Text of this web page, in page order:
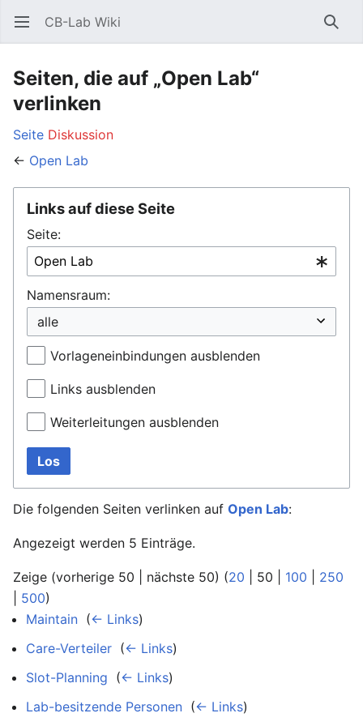
Hauptmenü öffnen CB-Lab Wiki
Seiten, die auf „Open Lab“
verlinken
Seite Diskussion
← Open Lab
Links auf diese Seite
Seite:
Namensraum:
Vorlageneinbindungen ausblenden
Links ausblenden
Weiterleitungen ausblenden
Los
Die folgenden Seiten verlinken auf Open Lab:
Angezeigt werden 5 Einträge.
Zeige (vorherige 50 nächste 50) (20 50 100
250
500)
Maintain (← Links)
Care-Verteiler (← Links)
Slot-Planning (← Links)
Lab-besitzende Personen (← Links)